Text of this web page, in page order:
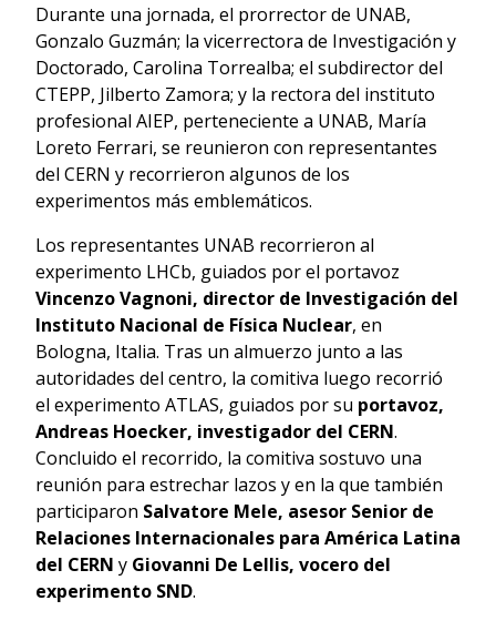
Durante una jornada, el prorrector de UNAB,
Gonzalo Guzmán; la vicerrectora de Investigación y
Doctorado, Carolina Torrealba; el subdirector del
CTEPP, Jilberto Zamora; y la rectora del instituto
profesional AIEP, perteneciente a UNAB, María
Loreto Ferrari, se reunieron con representantes
del CERN y recorrieron algunos de los
experimentos más emblemáticos.
Los representantes UNAB recorrieron al
experimento LHCb, guiados por el portavoz
Vincenzo Vagnoni, director de Investigación del
Instituto Nacional de Física Nuclear, en
Bologna, Italia. Tras un almuerzo junto a las
autoridades del centro, la comitiva luego recorrió
el experimento ATLAS, guiados por su portavoz,
Andreas Hoecker, investigador del CERN.
Concluido el recorrido, la comitiva sostuvo una
reunión para estrechar lazos y en la que también
participaron Salvatore Mele, asesor Senior de
Relaciones Internacionales para América Latina
del CERN y Giovanni De Lellis, vocero del
experimento SND.